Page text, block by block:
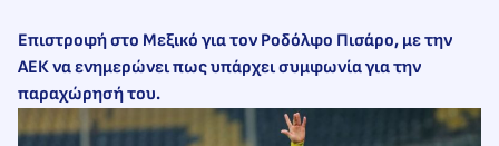
Επιστροφή στο Μεξικό για τον Ροδόλφο Πισάρο, με την
ΑΕΚ να ενημερώνει πως υπάρχει συμφωνία για την
παραχώρησή του.